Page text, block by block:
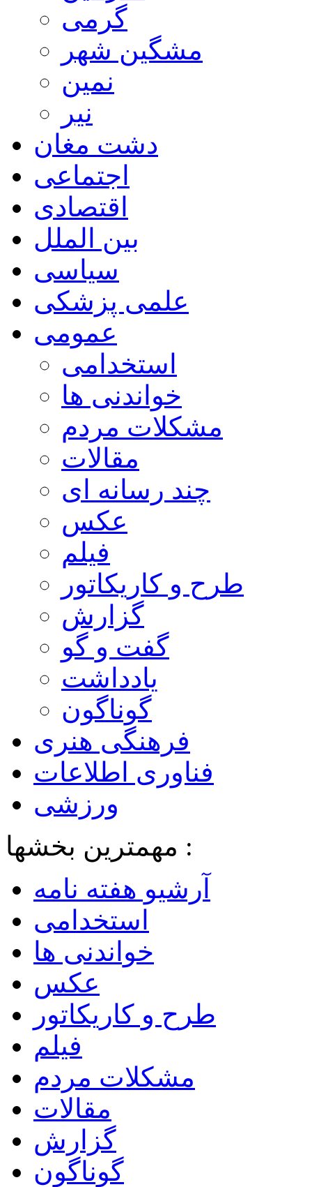
گرمی
مشگین شهر
نمین
نیر
دشت مغان
اجتماعی
اقتصادی
بین الملل
سیاسی
علمی پزشکی
عمومی
استخدامی
خواندنی ها
مشکلات مردم
مقالات
چند رسانه ای
عکس
فیلم
طرح و کاریکاتور
گزارش
گفت و گو
یادداشت
گوناگون
فرهنگی هنری
فناوری اطلاعات
ورزشی
مهمترین بخشها :
آرشیو هفته نامه
استخدامی
خواندنی ها
عکس
طرح و کاریکاتور
فیلم
مشکلات مردم
مقالات
گزارش
گوناگون